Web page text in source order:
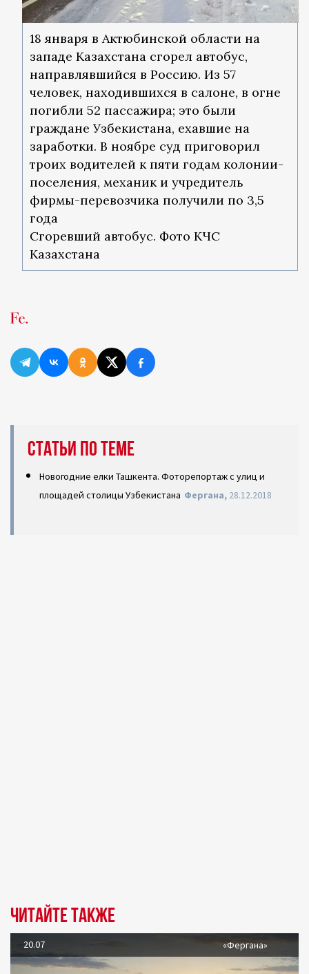
18 января в Актюбинской области на
западе Казахстана сгорел автобус,
направлявшийся в Россию. Из 57
человек, находившихся в салоне, в огне
погибли 52 пассажира; это были
граждане Узбекистана, ехавшие на
заработки. В ноябре суд приговорил
троих водителей к пяти годам колонии-
поселения, механик и учредитель
фирмы-перевозчика получили по 3,5
года
Сгоревший автобус. Фото КЧС
Казахстана
Статьи по теме
Новогодние елки Ташкента. Фоторепортаж с улиц и
площадей столицы Узбекистана Фергана, 28.12.2018
Читайте также
20.07 «Фергана»